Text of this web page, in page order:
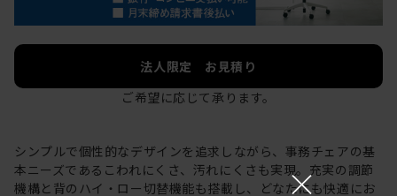
法人限定 お見積り
ご希望に応じて承ります。
シンプルで個性的なデザインを追求しながら、事務チェアの基
本ニーズであるこわれにくさ、汚れにくさも実現。充実の調節
機構と背のハイ・ロー切替機能も搭載し、どなたにも快適にお
×